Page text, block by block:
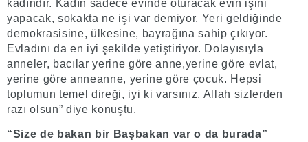
kadındır. Kadın sadece evinde oturacak evin işini
yapacak, sokakta ne işi var demiyor. Yeri geldiğinde
demokrasisine, ülkesine, bayrağına sahip çıkıyor.
Evladını da en iyi şekilde yetiştiriyor. Dolayısıyla
anneler, bacılar yerine göre anne,yerine göre evlat,
yerine göre anneanne, yerine göre çocuk. Hepsi
toplumun temel direği, iyi ki varsınız. Allah sizlerden
razı olsun” diye konuştu.
“Size de bakan bir Başbakan var o da burada”